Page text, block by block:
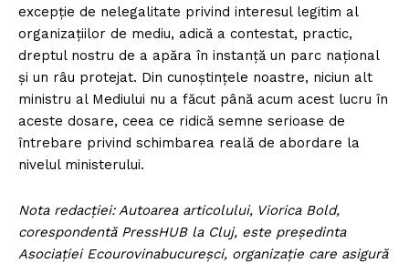
excepție de nelegalitate privind interesul legitim al
organizațiilor de mediu, adică a contestat, practic,
dreptul nostru de a apăra în instanță un parc național
și un râu protejat. Din cunoștințele noastre, niciun alt
ministru al Mediului nu a făcut până acum acest lucru în
aceste dosare, ceea ce ridică semne serioase de
întrebare privind schimbarea reală de abordare la
nivelul ministerului.
Nota redacției: Autoarea articolului, Viorica Bold,
corespondentă PressHUB la Cluj, este președinta
Asociației Ecourovinabucureșci, organizație care asigură